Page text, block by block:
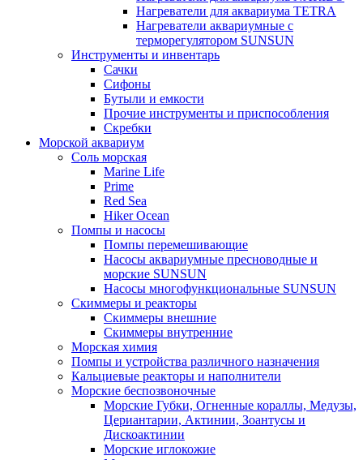
Нагреватели для аквариума TETRA
Нагреватели аквариумные с
терморегулятором SUNSUN
Инструменты и инвентарь
Сачки
Сифоны
Бутыли и емкости
Прочие инструменты и приспособления
Скребки
Морской аквариум
Соль морская
Marine Life
Prime
Red Sea
Hiker Ocean
Помпы и насосы
Помпы перемешивающие
Насосы аквариумные пресноводные и
морские SUNSUN
Насосы многофункциональные SUNSUN
Скиммеры и реакторы
Скиммеры внешние
Скиммеры внутренние
Морская химия
Помпы и устройства различного назначения
Кальциевые реакторы и наполнители
Морские беспозвоночные
Морские Губки, Огненные кораллы, Медузы,
Цериантарии, Актинии, Зоантусы и
Дискоактинии
Морские иглокожие